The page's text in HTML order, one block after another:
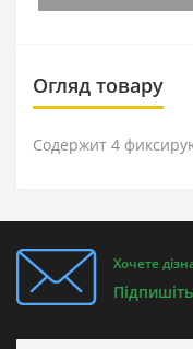
Огляд товару
Содержит 4
Хочете